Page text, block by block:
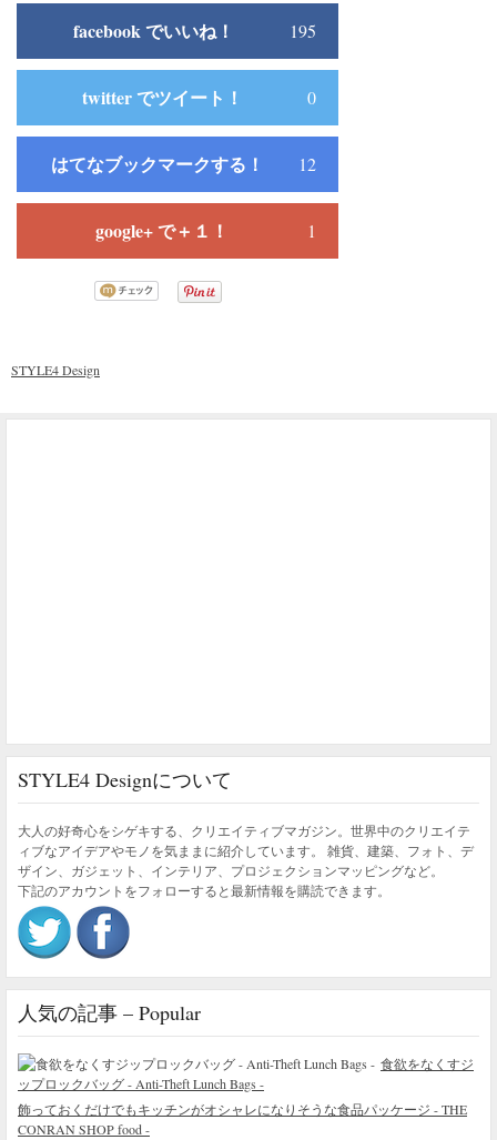
facebook でいいね！ 195
twitter でツイート！ 0
はてなブックマークする！ 12
google+ で＋１！ 1
STYLE4 Design
STYLE4 Designについて
大人の好奇心をシゲキする、クリエイティブマガジン。世界中のクリエイテ
ィブなアイデアやモノを気ままに紹介しています。 雑貨、建築、フォト、デ
ザイン、ガジェット、インテリア、プロジェクションマッピングなど。
下記のアカウントをフォローすると最新情報を購読できます。
人気の記事 – Popular
食欲をなくすジ
ップロックバッグ - Anti-Theft Lunch Bags -
飾っておくだけでもキッチンがオシャレになりそうな食品パッケージ - THE
CONRAN SHOP food -